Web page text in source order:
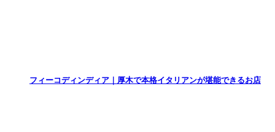
フィーコディンディア｜厚木で本格イタリアンが堪能できるお店